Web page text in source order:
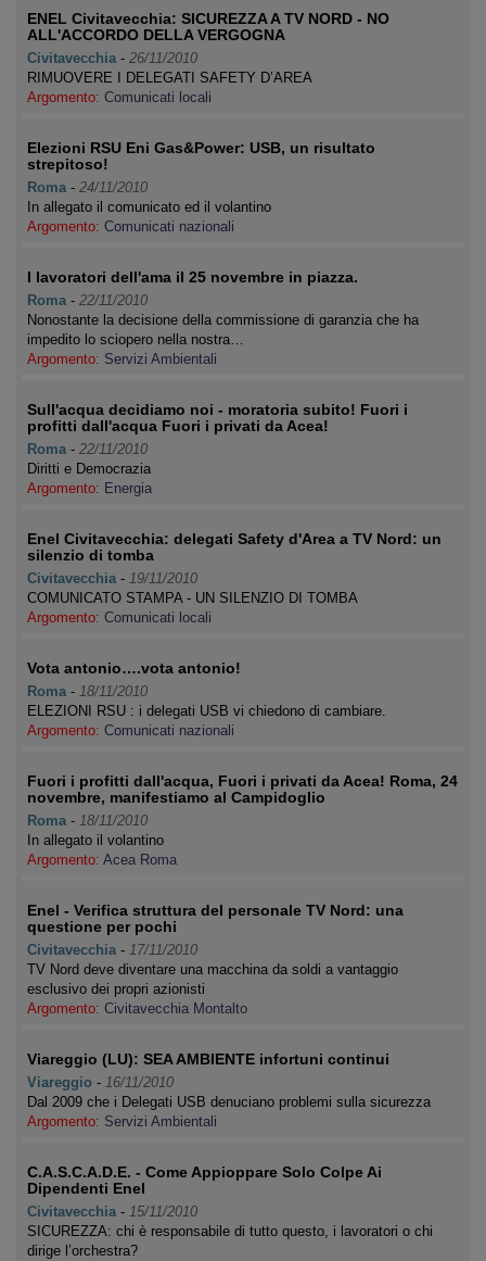
ENEL Civitavecchia: SICUREZZA A TV NORD - NO
ALL'ACCORDO DELLA VERGOGNA
Civitavecchia - 26/11/2010
RIMUOVERE I DELEGATI SAFETY D’AREA
Argomento: Comunicati locali
Elezioni RSU Eni Gas&Power: USB, un risultato
strepitoso!
Roma - 24/11/2010
In allegato il comunicato ed il volantino
Argomento: Comunicati nazionali
I lavoratori dell'ama il 25 novembre in piazza.
Roma - 22/11/2010
Nonostante la decisione della commissione di garanzia che ha
impedito lo sciopero nella nostra…
Argomento: Servizi Ambientali
Sull'acqua decidiamo noi - moratoria subito! Fuori i
profitti dall'acqua Fuori i privati da Acea!
Roma - 22/11/2010
Diritti e Democrazia
Argomento: Energia
Enel Civitavecchia: delegati Safety d'Area a TV Nord: un
silenzio di tomba
Civitavecchia - 19/11/2010
COMUNICATO STAMPA - UN SILENZIO DI TOMBA
Argomento: Comunicati locali
Vota antonio….vota antonio!
Roma - 18/11/2010
ELEZIONI RSU : i delegati USB vi chiedono di cambiare.
Argomento: Comunicati nazionali
Fuori i profitti dall'acqua, Fuori i privati da Acea! Roma, 24
novembre, manifestiamo al Campidoglio
Roma - 18/11/2010
In allegato il volantino
Argomento: Acea Roma
Enel - Verifica struttura del personale TV Nord: una
questione per pochi
Civitavecchia - 17/11/2010
TV Nord deve diventare una macchina da soldi a vantaggio
esclusivo dei propri azionisti
Argomento: Civitavecchia Montalto
Viareggio (LU): SEA AMBIENTE infortuni continui
Viareggio - 16/11/2010
Dal 2009 che i Delegati USB denuciano problemi sulla sicurezza
Argomento: Servizi Ambientali
C.A.S.C.A.D.E. - Come Appioppare Solo Colpe Ai
Dipendenti Enel
Civitavecchia - 15/11/2010
SICUREZZA: chi è responsabile di tutto questo, i lavoratori o chi
dirige l’orchestra?